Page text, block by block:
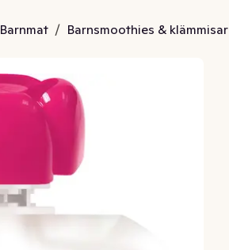
Barnmat / Barnsmoothies & klämmisar